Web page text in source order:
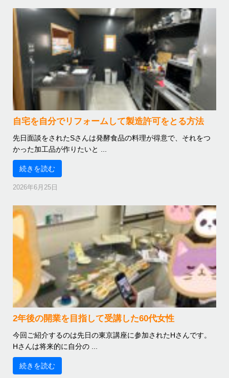
自宅を自分でリフォームして製造許可をとる方法
先日面談をされたSさんは発酵食品の料理が得意で、それをつ
かった加工品が作りたいと ...
続きを読む
2026年6月25日
2年後の開業を目指して受講した60代女性
今回ご紹介するのは先日の東京講座に参加されたHさんです。
Hさんは将来的に自分の ...
続きを読む